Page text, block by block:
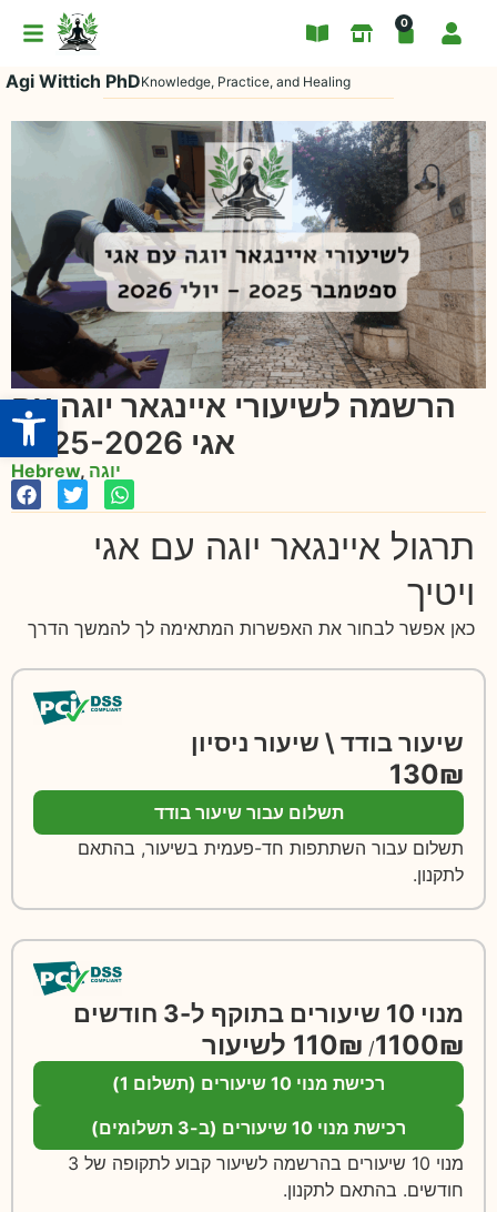
Open toolbar
0
Agi Wittich PhDKnowledge, Practice, and Healing
הרשמה לשיעורי איינגאר יוגה עם
אגי 2025-2026
Hebrew, יוגה
תרגול איינגאר יוגה עם אגי
ויטיך
כאן אפשר לבחור את האפשרות המתאימה לך להמשך הדרך
שיעור בודד \ שיעור ניסיון
130₪
תשלום עבור שיעור בודד
תשלום עבור השתתפות חד-פעמית בשיעור, בהתאם
לתקנון.
מנוי 10 שיעורים בתוקף ל-3 חודשים
1100₪
/ 110₪ לשיעור
רכישת מנוי 10 שיעורים (תשלום 1)
רכישת מנוי 10 שיעורים (ב-3 תשלומים)
מנוי 10 שיעורים בהרשמה לשיעור קבוע לתקופה של 3
חודשים. בהתאם לתקנון.